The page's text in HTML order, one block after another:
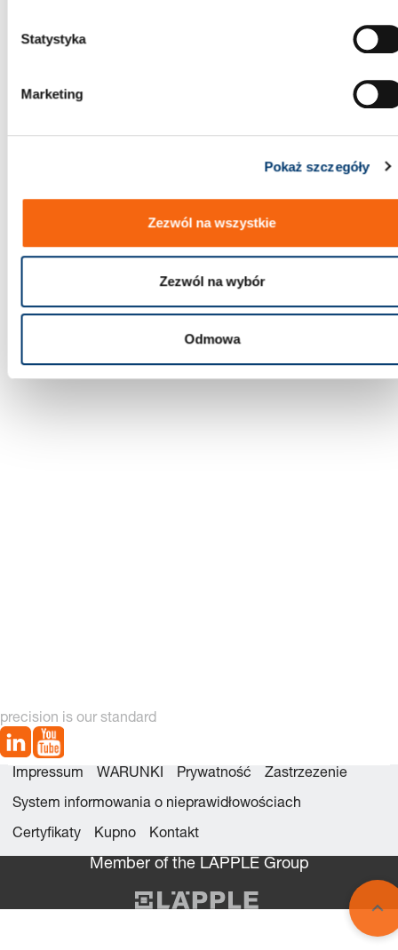
Statystyka
Marketing
Pokaż szczegóły
Zezwól na wszystkie
Zezwól na wybór
Odmowa
precision is our standard
Impressum WARUNKI Prywatność Zastrzezenie
System informowania o nieprawidłowościach
Certyfikaty Kupno Kontakt
Member of the LÄPPLE Group